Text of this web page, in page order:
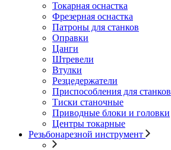
Токарная оснастка
Фрезерная оснастка
Патроны для станков
Оправки
Цанги
Штревели
Втулки
Резцедержатели
Приспособления для станков
Тиски станочные
Приводные блоки и головки
Центры токарные
Резьбонарезной инструмент